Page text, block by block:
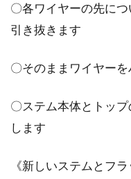
〇各ワイヤーの先に
引き抜きます
〇そのままワイヤー
〇ステム本体とトッ
します
《新しいステムとフ